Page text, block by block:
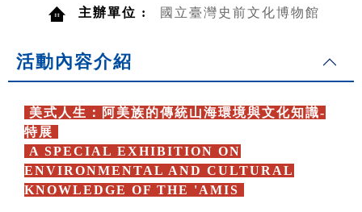
主辦單位 : 國立臺灣史前文化博物館
活動內容介紹
美式人生：阿美族的傳統山海環境與文化知識-
特展
A SPECIAL EXHIBITION ON
ENVIRONMENTAL AND CULTURAL
KNOWLEDGE OF THE 'AMIS